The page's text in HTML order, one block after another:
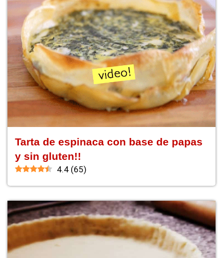
Tarta de espinaca con base de papas
y sin gluten!!
4.4 (65)